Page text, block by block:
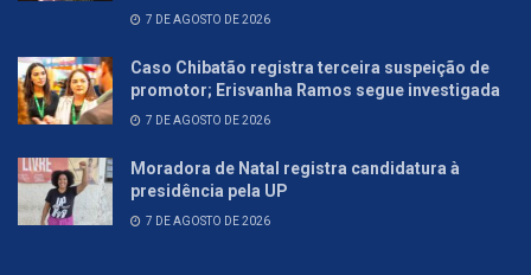
7 DE AGOSTO DE 2026
Caso Chibatão registra terceira suspeição de
promotor; Erisvanha Ramos segue investigada
7 DE AGOSTO DE 2026
Moradora de Natal registra candidatura à
presidência pela UP
7 DE AGOSTO DE 2026